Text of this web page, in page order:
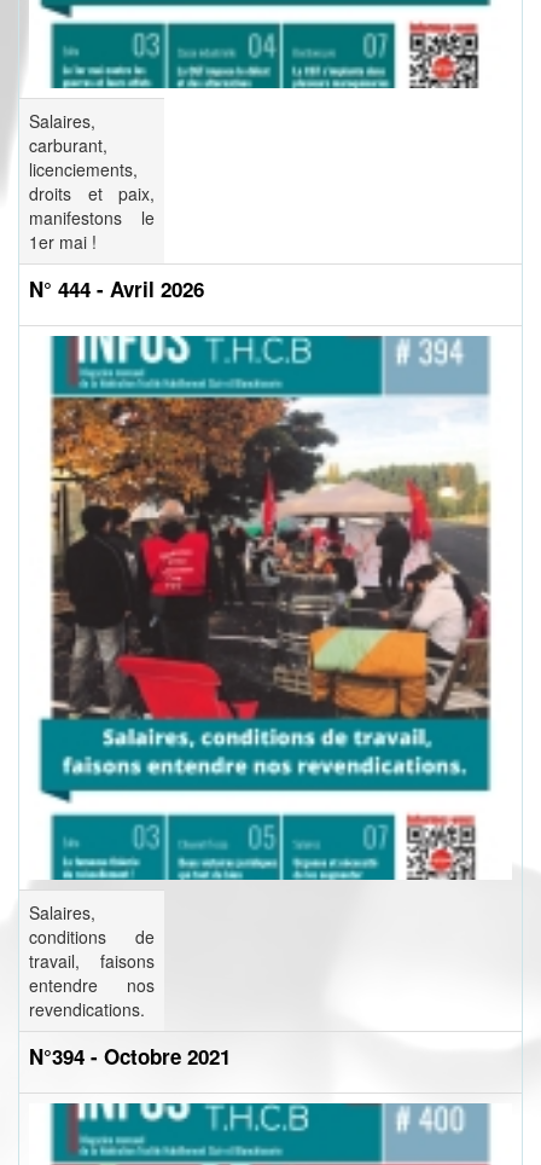
Salaires,
carburant,
licenciements,
droits et paix,
manifestons le
1er mai !
N° 444 - Avril 2026
Salaires,
conditions de
travail, faisons
entendre nos
revendications.
N°394 - Octobre 2021